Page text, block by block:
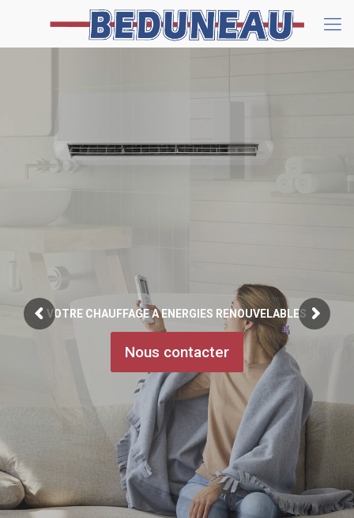
VOTRE CHAUFFAGE A ENERGIES RENOUVELABLES
Nous contacter